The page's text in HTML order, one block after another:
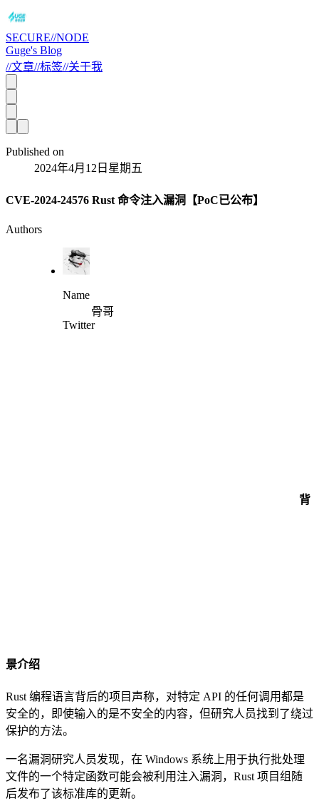
SECURE//NODE
Guge's Blog
//文章//标签//关于我
Published on
2024年4月12日星期五
CVE-2024-24576 Rust 命令注入漏洞【PoC已公布】
Authors
Name
骨哥
Twitter
背
景介绍
Rust 编程语言背后的项目声称，对特定 API 的任何调用都是
安全的，即使输入的是不安全的内容，但研究人员找到了绕过
保护的方法。
一名漏洞研究人员发现，在 Windows 系统上用于执行批处理
文件的一个特定函数可能会被利用注入漏洞，Rust 项目组随
后发布了该标准库的更新。